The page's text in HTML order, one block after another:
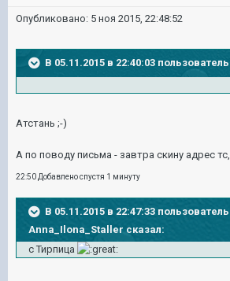
Опубликовано: 5 ноя 2015, 22:48:52
В 05.11.2015 в 22:40:03
Атстань ;-)
А по поводу письма - завтра скину адрес
22:50 Добавлено спустя 1 минуту
В 05.11.2015 в 22:47:33 пользователь
Anna_Ilona_Staller сказал:
с Тирпица